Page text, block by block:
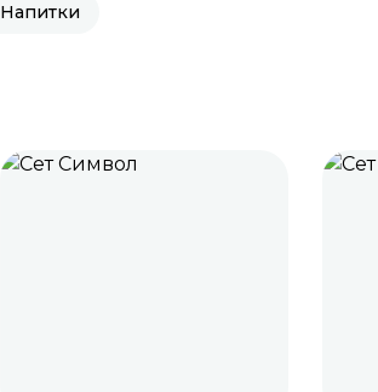
Напитки